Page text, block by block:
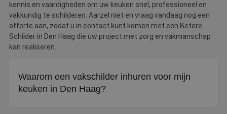
kennis en vaardigheden om uw keuken snel, professioneel en
vakkundig te schilderen. Aarzel niet en vraag vandaag nog een
offerte aan, zodat u in contact kunt komen met een Betere
Schilder in Den Haag die uw project met zorg en vakmanschap
kan realiseren.
Waarom een vakschilder inhuren voor mijn
keuken in Den Haag?